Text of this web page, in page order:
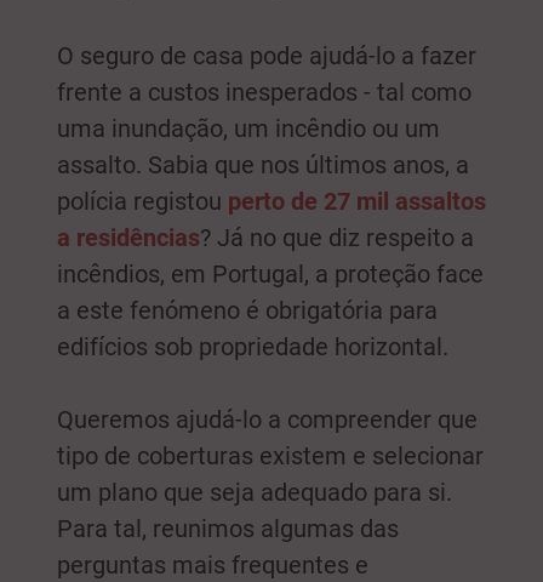
O seguro de casa pode ajudá-lo a fazer
frente a custos inesperados - tal como
uma inundação, um incêndio ou um
assalto. Sabia que nos últimos anos, a
polícia registou perto de 27 mil assaltos
a residências? Já no que diz respeito a
incêndios, em Portugal, a proteção face
a este fenómeno é obrigatória para
edifícios sob propriedade horizontal.
Queremos ajudá-lo a compreender que
tipo de coberturas existem e selecionar
um plano que seja adequado para si.
Para tal, reunimos algumas das
perguntas mais frequentes e